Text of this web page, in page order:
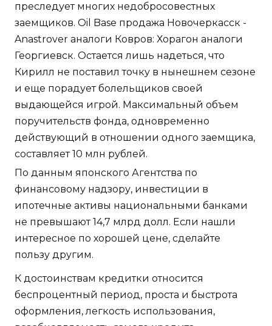
преследует многих недобросовестных
заемщиков. Oil Base продажа Новочеркасск -
Anastrover аналоги Ковров: Хорагон аналоги
Георгиевск. Остается лишь надеться, что
Кирилл не поставил точку в нынешнем сезоне
и еще порадует болельщиков своей
выдающейся игрой. Максимальный объем
поручительств фонда, одновременно
действующий в отношении одного заемщика,
составляет 10 млн рублей.
По данным японского Агентства по
финансовому надзору, инвестиции в
ипотечные активы национальными банками
не превышают 14,7 млрд долл. Если нашли
интересное по хорошей цене, сделайте
пользу другим.
К достоинствам кредитки относится
беспроцентный период, проста и быстрота
оформления, легкость использования,